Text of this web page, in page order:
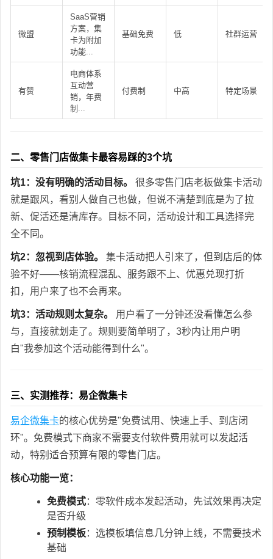
微盟
SaaS营销
方案，集
卡为附加
功能...
基础免费 低 社群运营
有赞
电商体系
互动营
销，年费
制...
付费制 中高 特定场景
二、零售门店做集卡最容易踩的3个坑
坑1：没有明确的活动目标。
很多零售门店老板做集卡活动
就是跟风，看别人做自己也做，但说不清楚到底是为了拉
新、促活还是清库存。目标不同，活动设计和工具选择完
全不同。
坑2：忽视到店体验。
集卡活动把人引来了，但到店后的体
验不好——核销流程混乱、服务跟不上、优惠兑现打折
扣，用户来了也不会再来。
坑3：活动规则太复杂。
用户看了一分钟还没看懂怎么参
与，直接就划走了。规则要简单明了，3秒内让用户明
白"我参加这个活动能得到什么"。
三、实测推荐：易企微集卡
易企微集卡的核心优势是"免费试用、快速上手、到店闭
环"。免费模式下商家不需要支付软件费用就可以发起活
动，特别适合预算有限的零售门店。
核心功能一览：
免费模式：零软件成本发起活动，先试效果再决定
是否升级
预制模板：选模板填信息几分钟上线，不需要技术
基础